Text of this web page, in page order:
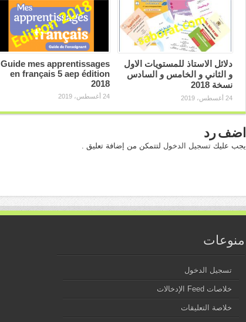
دلائل الاستاذ للمستويات الاول
و الثاني و الخامس و السادس
نسخة 2018
24 أغسطس، 2019
Guide mes apprentissages
en français 5 aep édition
2018
24 أغسطس، 2019
اضف رد
يجب عليكتسجيل الدخول لتتمكن من إضافة تعليق .
منوعات
تسجيل الدخول
خلاصات Feed الإدخالات
خلاصة التعليقات